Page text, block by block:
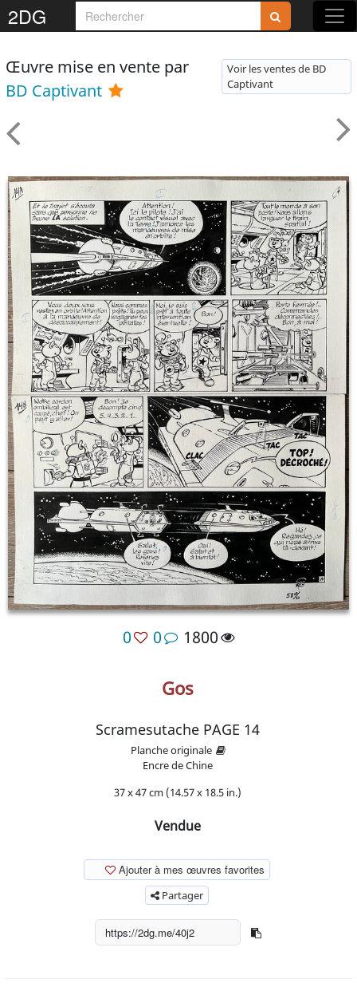
2DG
Œuvre mise en vente par
BD Captivant
Voir les ventes de BD
Captivant
0 0 1800
Gos
Scramesutache PAGE 14
Planche originale
Encre de Chine
37 x 47 cm (14.57 x 18.5 in.)
Vendue
Ajouter à mes œuvres favorites
Partager